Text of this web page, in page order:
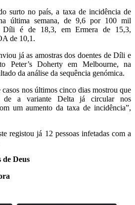
surto no país, a taxa de incidência de
última semana, de 9,6 por 100 mil
Díli é de 18,3, em Ermera de 15,3,
de 10,1.
já as amostras dos doentes de Díli e
Peter’s Doherty em Melbourne, na
da análise da sequência genómica.
nos últimos cinco dias mostrou que
de a variante Delta já circular nos
um aumento da taxa de incidência”,
registou já 12 pessoas infetadas com a
Deus